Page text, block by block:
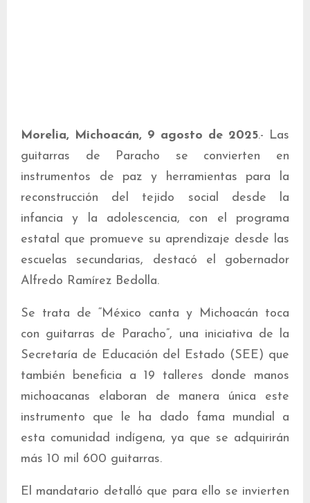
Morelia, Michoacán, 9 agosto de 2025.- Las
guitarras de Paracho se convierten en
instrumentos de paz y herramientas para la
reconstrucción del tejido social desde la
infancia y la adolescencia, con el programa
estatal que promueve su aprendizaje desde las
escuelas secundarias, destacó el gobernador
Alfredo Ramírez Bedolla.
Se trata de “México canta y Michoacán toca
con guitarras de Paracho”, una iniciativa de la
Secretaría de Educación del Estado (SEE) que
también beneficia a 19 talleres donde manos
michoacanas elaboran de manera única este
instrumento que le ha dado fama mundial a
esta comunidad indígena, ya que se adquirirán
más 10 mil 600 guitarras.
El mandatario detalló que para ello se invierten